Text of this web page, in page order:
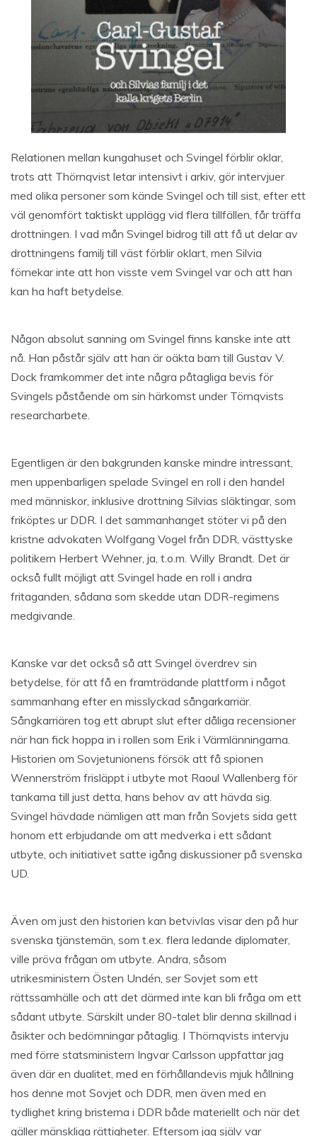
Relationen mellan kungahuset och Svingel förblir oklar,
trots att Thörnqvist letar intensivt i arkiv, gör intervjuer
med olika personer som kände Svingel och till sist, efter ett
väl genomfört taktiskt upplägg vid flera tillfällen, får träffa
drottningen. I vad mån Svingel bidrog till att få ut delar av
drottningens familj till väst förblir oklart, men Silvia
förnekar inte att hon visste vem Svingel var och att han
kan ha haft betydelse.
Någon absolut sanning om Svingel finns kanske inte att
nå. Han påstår själv att han är oäkta barn till Gustav V.
Dock framkommer det inte några påtagliga bevis för
Svingels påstående om sin härkomst under Törnqvists
researcharbete.
Egentligen är den bakgrunden kanske mindre intressant,
men uppenbarligen spelade Svingel en roll i den handel
med människor, inklusive drottning Silvias släktingar, som
friköptes ur DDR. I det sammanhanget stöter vi på den
kristne advokaten Wolfgang Vogel från DDR, västtyske
politikern Herbert Wehner, ja, t.o.m. Willy Brandt. Det är
också fullt möjligt att Svingel hade en roll i andra
fritaganden, sådana som skedde utan DDR-regimens
medgivande.
Kanske var det också så att Svingel överdrev sin
betydelse, för att få en framträdande plattform i något
sammanhang efter en misslyckad sångarkarriär.
Sångkarriären tog ett abrupt slut efter dåliga recensioner
när han fick hoppa in i rollen som Erik i Värmlänningarna.
Historien om Sovjetunionens försök att få spionen
Wennerström frisläppt i utbyte mot Raoul Wallenberg för
tankarna till just detta, hans behov av att hävda sig.
Svingel hävdade nämligen att man från Sovjets sida gett
honom ett erbjudande om att medverka i ett sådant
utbyte, och initiativet satte igång diskussioner på svenska
UD.
Även om just den historien kan betvivlas visar den på hur
svenska tjänstemän, som t.ex. flera ledande diplomater,
ville pröva frågan om utbyte. Andra, såsom
utrikesministern Östen Undén, ser Sovjet som ett
rättssamhälle och att det därmed inte kan bli fråga om ett
sådant utbyte. Särskilt under 80-talet blir denna skillnad i
åsikter och bedömningar påtaglig. I Thörnqvists intervju
med förre statsministern Ingvar Carlsson uppfattar jag
även där en dualitet, med en förhållandevis mjuk hållning
hos denne mot Sovjet och DDR, men även med en
tydlighet kring bristerna i DDR både materiellt och när det
gäller mänskliga rättigheter. Eftersom jag själv var